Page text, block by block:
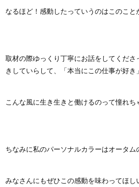
なるほど！感動したっていうのはこのこと
取材の際ゆっくり丁寧にお話をしてくだ
きしていらして、「本当にこの仕事が好き
こんな風に生き生きと働けるのって憧れち
ちなみに私のパーソナルカラーはオータ
みなさんにもぜひこの感動を味わってほし